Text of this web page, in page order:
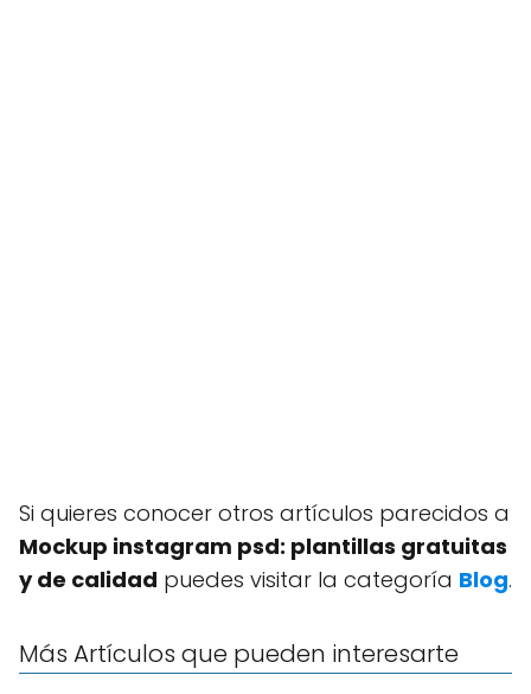
Si quieres conocer otros artículos parecidos a
Mockup instagram psd: plantillas gratuitas
y de calidad puedes visitar la categoría Blog.
Más Artículos que pueden interesarte